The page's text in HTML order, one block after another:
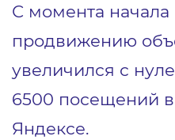
С момента начала
продвижению
увеличился с
6500 посещений
Яндексе.